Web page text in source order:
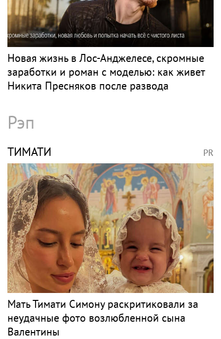
Новая жизнь в Лос-Анджелесе, скромные
заработки и роман с моделью: как живет
Никита Пресняков после развода
Рэп
ТИМАТИ PR
Мать Тимати Симону раскритиковали за
неудачные фото возлюбленной сына
Валентины